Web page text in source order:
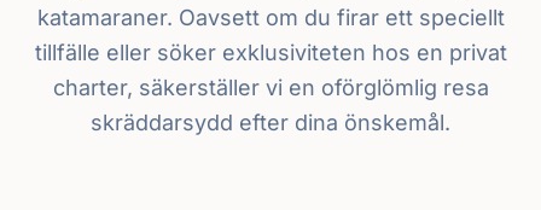
katamaraner. Oavsett om du firar ett speciellt
tillfälle eller söker exklusiviteten hos en privat
charter, säkerställer vi en oförglömlig resa
skräddarsydd efter dina önskemål.